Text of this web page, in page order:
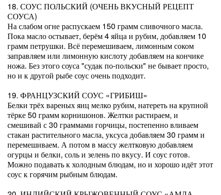
18. СОУС ПОЛЬСКИЙ (ОЧЕНЬ ВКУСНЫЙ РЕЦЕПТ
СОУСА)
На слабом огне распускаем 150 грамм сливочного масла.
Пока масло остывает, берём 4 яйца и рубим, добавляем 10
грамм петрушки. Всё перемешиваем, лимонным соком
заправляем или лимонную кислоту добавляем на кончике
ножа. Без этого соуса "судак по-польски" не бывает просто,
но и к другой рыбе соус очень подходит.
19. ФРАНЦУЗСКИЙ СОУС «ГРИБИШ»
Белки трёх вареных яиц мелко рубим, натереть на крупной
тёрке 50 грамм корнишонов. Желтки растираем, и
смешивай с 30 граммами горчицы, постепенно вливаем
стакан растительного масла, уксуса добавляем 30 грамм и
перемешиваем. А потом в массу желтковую добавляем
огурцы и белки, соль и зелень по вкусу. И соус готов.
Можно подавать к холодным блюдам, но и хорошо идёт этот
соус к горячим рыбным блюдам.